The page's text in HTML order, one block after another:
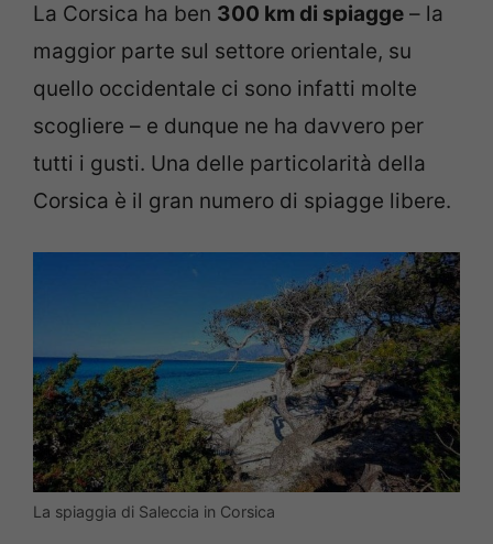
La Corsica ha ben 300 km di spiagge – la
maggior parte sul settore orientale, su
quello occidentale ci sono infatti molte
scogliere – e dunque ne ha davvero per
tutti i gusti. Una delle particolarità della
Corsica è il gran numero di spiagge libere.
La spiaggia di Saleccia in Corsica